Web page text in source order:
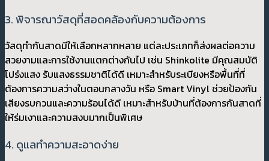
3. พิจารณาวัสดุที่สอดคล้องกับความต้องการ
วัสดุทำกันสาดมีให้เลือกหลากหลาย แต่ละประเภทก็ส่งผลต่อความ
สวยงามและการใช้งานแตกต่างกันไป เช่น Shinkolite มีคุณสมบัติ
โปร่งแสง รับแสงธรรมชาติได้ดี เหมาะสำหรับระเบียงหรือพื้นที่ที่
ต้องการความสว่างในตอนกลางวัน หรือ Smart Vinyl ช่วยป้องกัน
เสียงรบกวนและความร้อนได้ดี เหมาะสำหรับบ้านที่ต้องการกันสาดที่
ให้ร่มเงาและความสงบมากเป็นพิเศษ
4. ดูแลทำความสะอาดง่าย